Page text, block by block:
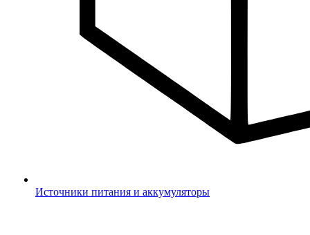
Источники питания и аккумуляторы